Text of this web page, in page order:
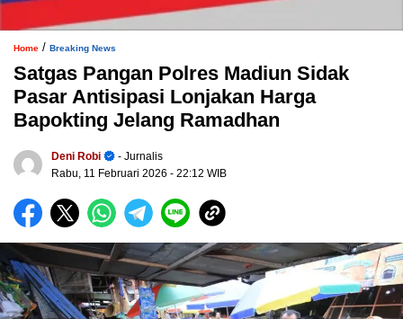
Home / Breaking News
Satgas Pangan Polres Madiun Sidak
Pasar Antisipasi Lonjakan Harga
Bapokting Jelang Ramadhan
Deni Robi
- Jurnalis
Rabu, 11 Februari 2026 - 22:12 WIB